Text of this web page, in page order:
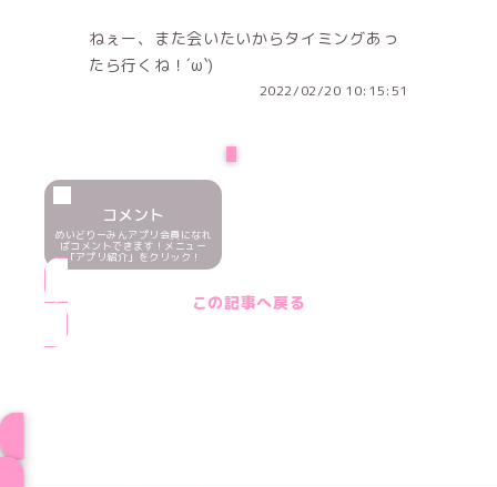
ねぇー、また会いたいからタイミングあっ
たら行くね！´ω`)‬
2022/02/20 10:15:51
NEXT
コメント
めいどりーみんアプリ会員になれ
ばコメントできます！メニュー
「アプリ紹介」をクリック！
この記事へ戻る